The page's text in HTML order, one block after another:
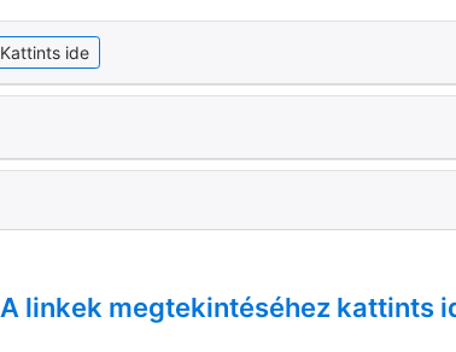
Kattints ide
A linkek megtekintéséhez kattints